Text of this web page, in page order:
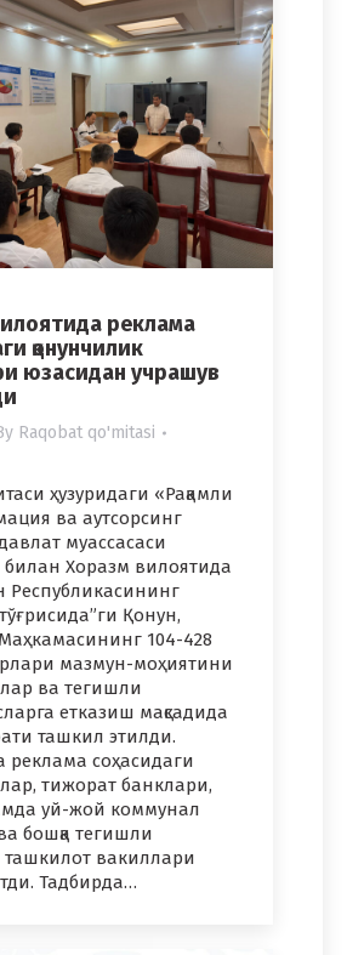
реклама
қонунчилик
юзасидан учрашув
Raqobat qo'mitasi
ҳузуридаги «Рақамли
ва аутсорсинг
муассасаси
билан Хоразм вилоятида
Республикасининг
Қонун,
104-428
мазмун-моҳиятини
ва тегишли
етказиш мақсадида
ташкил этилди.
реклама соҳасидаги
тижорат банклари,
уй-жой коммунал
бошқа тегишли
ташкилот вакиллари
Тадбирда…